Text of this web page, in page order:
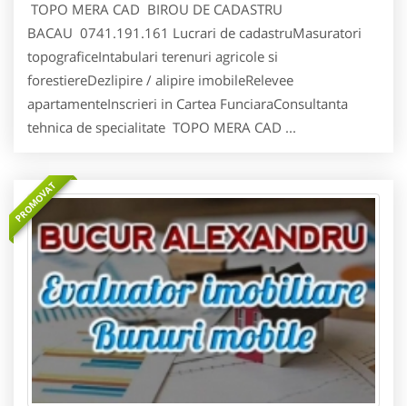
TOPO MERA CAD BIROU DE CADASTRU
BACAU 0741.191.161 Lucrari de cadastruMasuratori
topograficeIntabulari terenuri agricole si
forestiereDezlipire / alipire imobileRelevee
apartamenteInscrieri in Cartea FunciaraConsultanta
tehnica de specialitate TOPO MERA CAD ...
PROMOVAT